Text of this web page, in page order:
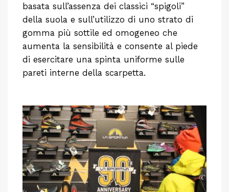
basata sull’assenza dei classici “spigoli”
della suola e sull’utilizzo di uno strato di
gomma più sottile ed omogeneo che
aumenta la sensibilità e consente al piede
di esercitare una spinta uniforme sulle
pareti interne della scarpetta.